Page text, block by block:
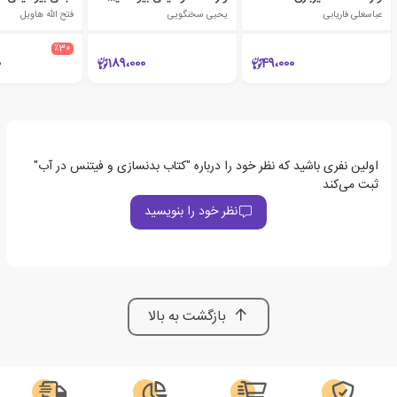
عباسعلی فاریابی
49،000
یحیی سخنگویی
189،000
فتح الله هاویل
٪30
اولین نفری باشید که نظر خود را درباره "کتاب بدنسازی و فیتنس در آب"
ثبت می‌کند
نظر خود را بنویسید
بازگشت به بالا